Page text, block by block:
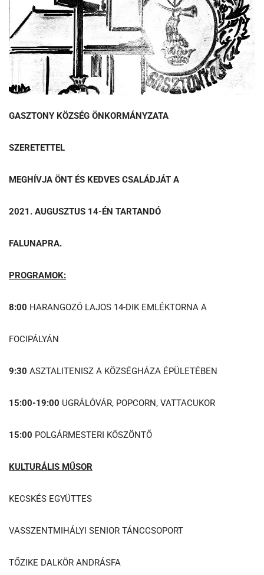
GASZTONY KÖZSÉG ÖNKORMÁNYZATA
SZERETETTEL
MEGHÍVJA ÖNT ÉS KEDVES CSALÁDJÁT A
2021. AUGUSZTUS 14-ÉN TARTANDÓ
FALUNAPRA.
PROGRAMOK:
8:00 HARANGOZÓ LAJOS 14-DIK EMLÉKTORNA A
FOCIPÁLYÁN
9:30 ASZTALITENISZ A KÖZSÉGHÁZA ÉPÜLETÉBEN
15:00-19:00 UGRÁLÓVÁR, POPCORN, VATTACUKOR
15:00 POLGÁRMESTERI KÖSZÖNTŐ
KULTURÁLIS MŰSOR
KECSKÉS EGYÜTTES
VASSZENTMIHÁLYI SENIOR TÁNCCSOPORT
TŐZIKE DALKÖR ANDRÁSFA